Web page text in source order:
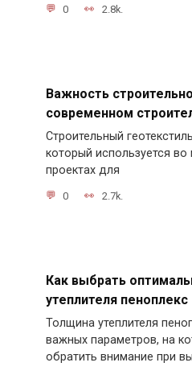
0 2.8k.
Важность
современном
Строительный
который используется во
проектах для
0 2.7k.
Как выбрать
утеплителя пеноплекс
Толщина утеплителя
важных параметров, на
обратить внимание при